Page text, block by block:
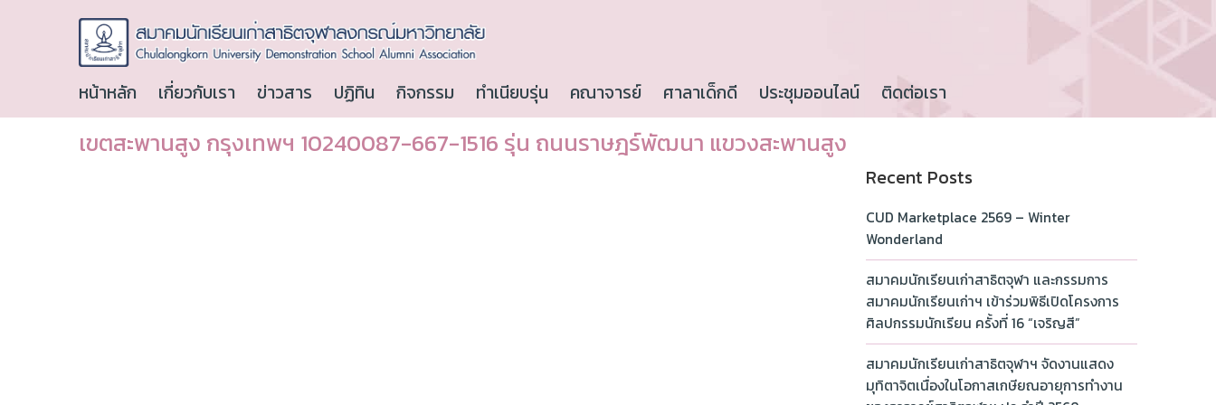
หน้าหลัก เกี่ยวกับเรา ข่าวสาร ปฏิทิน กิจกรรม ทำเนียบรุ่น คณาจารย์ ศาลาเด็กดี ประชุมออนไลน์ ติดต่อเรา
เขตสะพานสูง กรุงเทพฯ 10240087-667-1516 รุ่น ถนนราษฎร์พัฒนา แขวงสะพานสูง
Recent Posts
CUD Marketplace 2569 – Winter
Wonderland
สมาคมนักเรียนเก่าสาธิตจุฬา และกรรมการ
สมาคมนักเรียนเก่าฯ เข้าร่วมพิธีเปิดโครงการ
ศิลปกรรมนักเรียน ครั้งที่ 16 “เจริญสี”
สมาคมนักเรียนเก่าสาธิตจุฬาฯ จัดงานแสดง
มุทิตาจิตเนื่องในโอกาสเกษียณอายุการทำงาน